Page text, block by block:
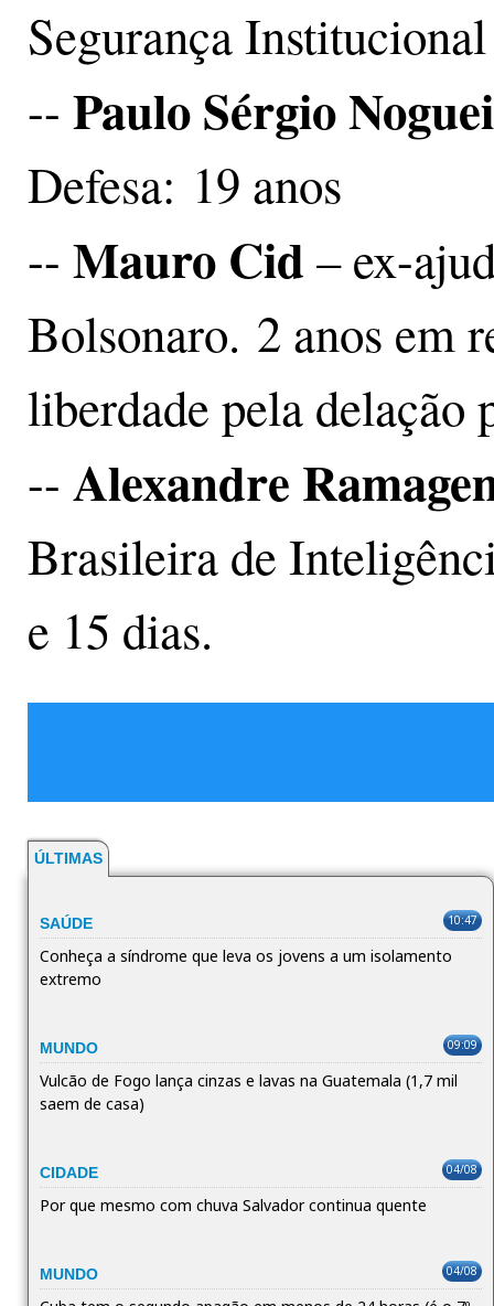
Segurança
-- Paulo Sérgio
Defesa: 19 anos
-- Mauro Cid – ex-
Bolsonaro. 2 anos em
liberdade pela delação
-- Alexandre
Brasileira de
e 15 dias.
ÚLTIMAS
SAÚDE 10:47
Conheça a síndrome que leva os jovens a um isolamento
extremo
MUNDO 09:09
Vulcão de Fogo lança cinzas e lavas na Guatemala (1,7 mil
saem de casa)
CIDADE 04/08
Por que mesmo com chuva Salvador continua quente
MUNDO 04/08